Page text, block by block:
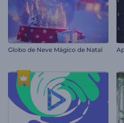
Globo de Neve Mágico de Natal